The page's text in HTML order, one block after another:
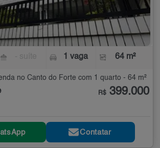
1 vaga 64 m²
no Canto do Forte com 1 quarto - 64 m²
R$ 399.000
Contatar